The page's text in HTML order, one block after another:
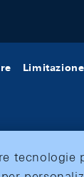
tecnologie